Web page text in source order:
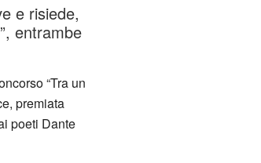
e risiede,
entrambe
“Tra un
premiata
poeti Dante